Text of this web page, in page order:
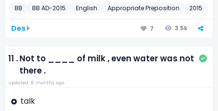
BB BB AD-2015 English Appropriate Preposition 2015
Des 7 3.5k
11 .Not to ____ of milk , even water was not
there .
Updated: 8 months ago
talk